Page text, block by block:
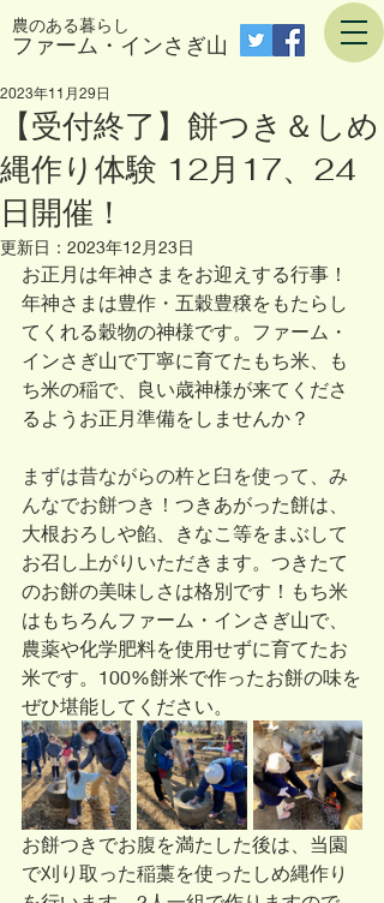
農のある暮らし
​ファーム・インさぎ山
【受付終了】餅つき＆しめ
縄作り体験 12月17、24
日開催！
2023年11月29日
更新日： 2023年12月23日
お正月は年神さまをお迎えする行事！
年神さまは豊作・五穀豊穣をもたらし
てくれる穀物の神様です。ファーム・
インさぎ山で丁寧に育てたもち米、も
ち米の稲で、良い歳神様が来てくださ
るようお正月準備をしませんか？
まずは昔ながらの杵と臼を使って、み
んなでお餅つき！ つきあがった餅は、
大根おろしや餡、きなこ等をまぶして
お召し上がりいただきます。つきたて
のお餅の美味しさは格別です！もち米
はもちろんファーム・インさぎ山で、
農薬や化学肥料を使用せずに育てたお
米です。100%餅米で作ったお餅の味を
ぜひ堪能してください。
お餅つきでお腹を満たした後は、当園
で刈り取った稲藁を使ったしめ縄作り